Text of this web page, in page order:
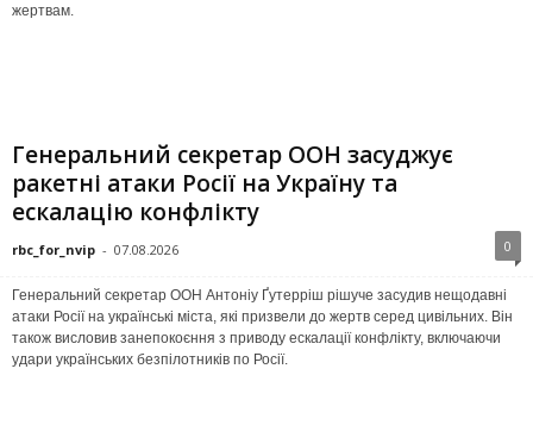
жертвам.
Генеральний секретар ООН засуджує
ракетні атаки Росії на Україну та
ескалацію конфлікту
rbc_for_nvip - 07.08.2026 0
Генеральний секретар ООН Антоніу Ґутерріш рішуче засудив нещодавні
атаки Росії на українські міста, які призвели до жертв серед цивільних. Він
також висловив занепокоєння з приводу ескалації конфлікту, включаючи
удари українських безпілотників по Росії.